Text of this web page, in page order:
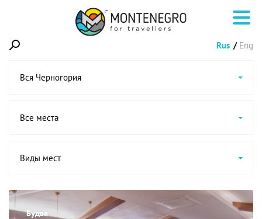
Rus Eng
Вся Черногория
Все места
Виды мест
Будва